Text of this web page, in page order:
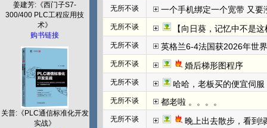
姜建芳:《西门子S7-
300/400 PLC工程应用技
术》
购书链接
关普:《PLC通信标准化开发
实战》
无所不谈 一个手机绑定一个宽带 又要
无所不谈 【向日葵，记忆中不是
无所不谈 英格兰6-4法国获2026年世
无所不谈 婚后梯形图程序
无所不谈 哈哈，老板买的便宜伺
无所不谈 都老啦 。。。。
无所不谈 晚上出去散步，看到